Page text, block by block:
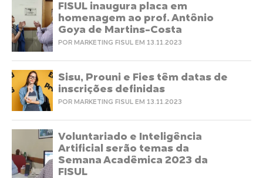
FISUL inaugura placa em
homenagem ao prof. Antônio
Goya de Martins-Costa
POR MARKETING FISUL EM 13.11.2023
Sisu, Prouni e Fies têm datas de
inscrições definidas
POR MARKETING FISUL EM 13.11.2023
Voluntariado e Inteligência
Artificial serão temas da
Semana Acadêmica 2023 da
FISUL